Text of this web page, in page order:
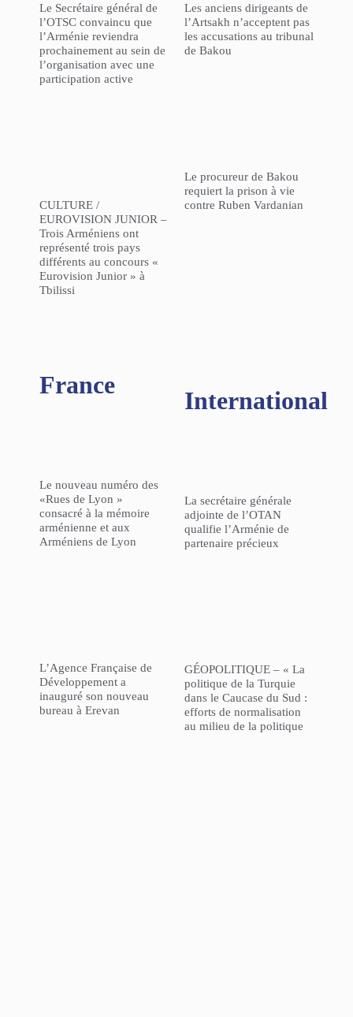
Le Secrétaire général de
l’OTSC convaincu que
l’Arménie reviendra
prochainement au sein de
l’organisation avec une
participation active
CULTURE /
EUROVISION JUNIOR –
Trois Arméniens ont
représenté trois pays
différents au concours «
Eurovision Junior » à
Tbilissi
Les anciens dirigeants de
l’Artsakh n’acceptent pas
les accusations au tribunal
de Bakou
Le procureur de Bakou
requiert la prison à vie
contre Ruben Vardanian
France
Le nouveau numéro des
«Rues de Lyon »
consacré à la mémoire
arménienne et aux
Arméniens de Lyon
L’Agence Française de
Développement a
inauguré son nouveau
bureau à Erevan
International
La secrétaire générale
adjointe de l’OTAN
qualifie l’Arménie de
partenaire précieux
GÉOPOLITIQUE – « La
politique de la Turquie
dans le Caucase du Sud :
efforts de normalisation
au milieu de la politique